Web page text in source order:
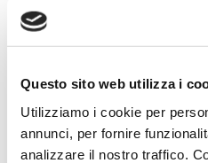
Questo sito web utilizza i
Utilizziamo i cookie per
annunci, per fornire
analizzare il nostro traffico.
(Percorso per le
l’Orientamento),
Tirocinanti PCTO